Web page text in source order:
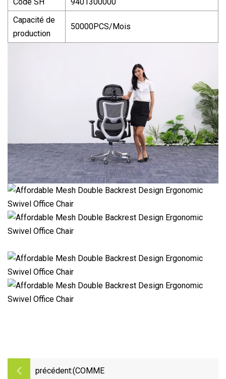
Capacité de
production
50000PCS/Mois
précédent:(COMME